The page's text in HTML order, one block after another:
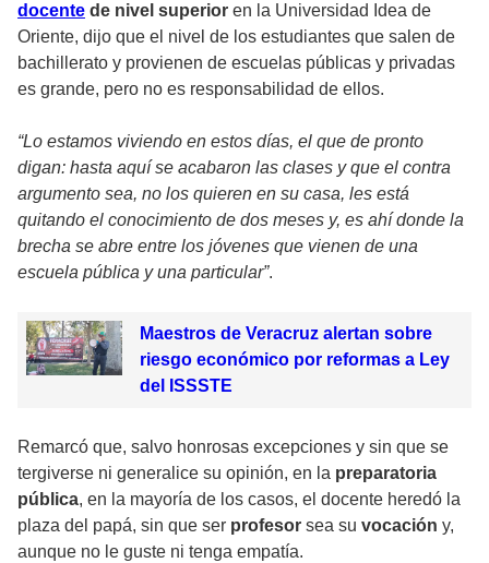
docente de nivel superior en la Universidad Idea de
Oriente, dijo que el nivel de los estudiantes que salen de
bachillerato y provienen de escuelas públicas y privadas
es grande, pero no es responsabilidad de ellos.
“Lo estamos viviendo en estos días, el que de pronto
digan: hasta aquí se acabaron las clases y que el contra
argumento sea, no los quieren en su casa, les está
quitando el conocimiento de dos meses y, es ahí donde la
brecha se abre entre los jóvenes que vienen de una
escuela pública y una particular”.
Maestros de Veracruz alertan sobre
riesgo económico por reformas a Ley
del ISSSTE
Remarcó que, salvo honrosas excepciones y sin que se
tergiverse ni generalice su opinión, en la preparatoria
pública, en la mayoría de los casos, el docente heredó la
plaza del papá, sin que ser profesor sea su vocación y,
aunque no le guste ni tenga empatía.